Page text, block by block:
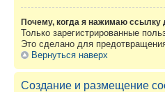
Почему, когда я нажимаю ссылку
Только зарегистрированные
Это сделано для
Вернуться наверх
Создание и размещение